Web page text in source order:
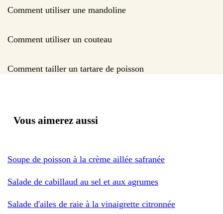
Comment utiliser une mandoline
Comment utiliser un couteau
Comment tailler un tartare de poisson
Vous aimerez aussi
Soupe de poisson à la crème aillée safranée
Salade de cabillaud au sel et aux agrumes
Salade d'ailes de raie à la vinaigrette citronnée